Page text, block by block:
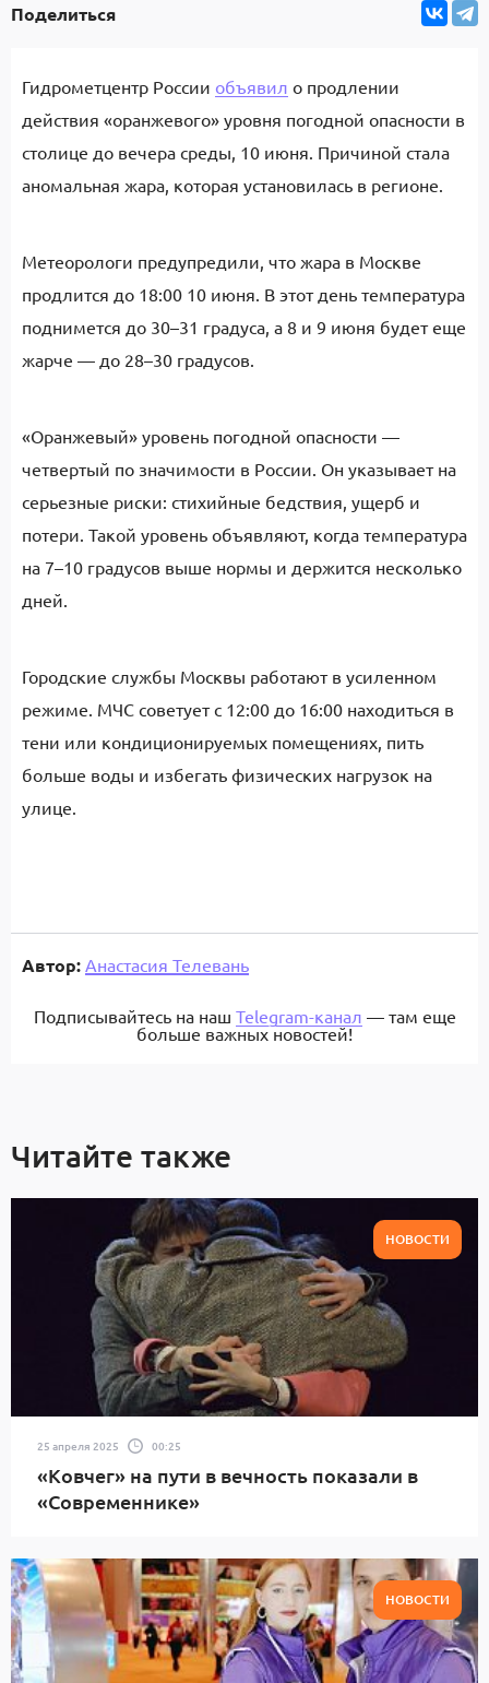
Поделиться
Гидрометцентр России объявил о продлении
действия «оранжевого» уровня погодной опасности в
столице до вечера среды, 10 июня. Причиной стала
аномальная жара, которая установилась в регионе.
Метеорологи предупредили, что жара в Москве
продлится до 18:00 10 июня. В этот день температура
поднимется до 30–31 градуса, а 8 и 9 июня будет еще
жарче — до 28–30 градусов.
«Оранжевый» уровень погодной опасности —
четвертый по значимости в России. Он указывает на
серьезные риски: стихийные бедствия, ущерб и
потери. Такой уровень объявляют, когда температура
на 7–10 градусов выше нормы и держится несколько
дней.
Городские службы Москвы работают в усиленном
режиме. МЧС советует с 12:00 до 16:00 находиться в
тени или кондиционируемых помещениях, пить
больше воды и избегать физических нагрузок на
улице.
Автор: Анастасия Телевань
Подписывайтесь на наш Telegram-канал — там еще
больше важных новостей!
Читайте также
НОВОСТИ
25 апреля 2025 00:25
«Ковчег» на пути в вечность показали в
«Современнике»
НОВОСТИ